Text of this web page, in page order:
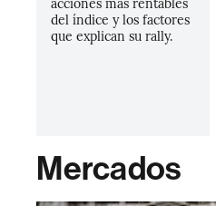
del índice y los factores
que explican su rally.
Mercados